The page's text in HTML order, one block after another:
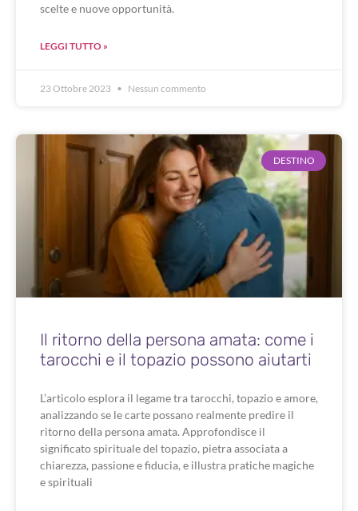
scelte e nuove opportunità.
LEGGI TUTTO »
23 Ottobre 2023 Nessun commento
DESTINO
Il ritorno della persona amata: come i
tarocchi e il topazio possono aiutarti
L’articolo esplora il legame tra tarocchi, topazio e amore,
analizzando se le carte possano realmente predire il
ritorno della persona amata. Approfondisce il
significato spirituale del topazio, pietra associata a
chiarezza, passione e fiducia, e illustra pratiche magiche
e spirituali